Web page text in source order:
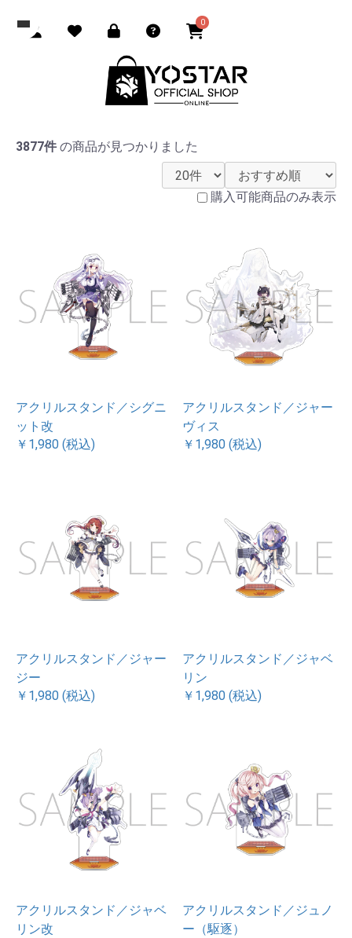
0
3877件 の商品が見つかりました
購入可能商品のみ表示
アクリルスタンド／シグニ
ット改
￥1,980 (税込)
アクリルスタンド／ジャー
ヴィス
￥1,980 (税込)
アクリルスタンド／ジャー
ジー
￥1,980 (税込)
アクリルスタンド／ジャベ
リン
￥1,980 (税込)
アクリルスタンド／ジャベ
リン改
アクリルスタンド／ジュノ
ー（駆逐）